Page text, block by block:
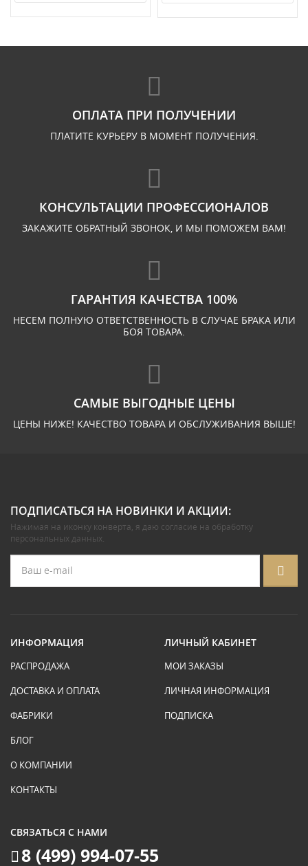
ОПЛАТА ПРИ ПОЛУЧЕНИИ
ПЛАТИТЕ КУРЬЕРУ В МОМЕНТ ПОЛУЧЕНИЯ.
КОНСУЛЬТАЦИИ ПРОФЕССИОНАЛОВ
ЗАКАЖИТЕ ОБРАТНЫЙ ЗВОНОК, И МЫ ПОМОЖЕМ ВАМ!
ГАРАНТИЯ КАЧЕСТВА 100%
НЕСЕМ ПОЛНУЮ ОТВЕТСТВЕННОСТЬ В СЛУЧАЕ БРАКА ИЛИ
БОЯ ТОВАРА.
САМЫЕ ВЫГОДНЫЕ ЦЕНЫ
ЦЕНЫ НИЖЕ! КАЧЕСТВО ТОВАРА И ОБСЛУЖИВАНИЯ ВЫШЕ!
ПОДПИСАТЬСЯ НА НОВИНКИ И АКЦИИ:
Нажимая на иконку конверта, я даю согласие на обработку
персональных данных.
ИНФОРМАЦИЯ
РАСПРОДАЖА
ДОСТАВКА И ОПЛАТА
ФАБРИКИ
БЛОГ
О КОМПАНИИ
КОНТАКТЫ
ЛИЧНЫЙ КАБИНЕТ
МОИ ЗАКАЗЫ
ЛИЧНАЯ ИНФОРМАЦИЯ
ПОДПИСКА
СВЯЗАТЬСЯ С НАМИ
8 (499) 994-07-55